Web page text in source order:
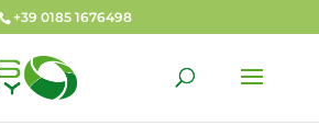
+39 0185 1676498